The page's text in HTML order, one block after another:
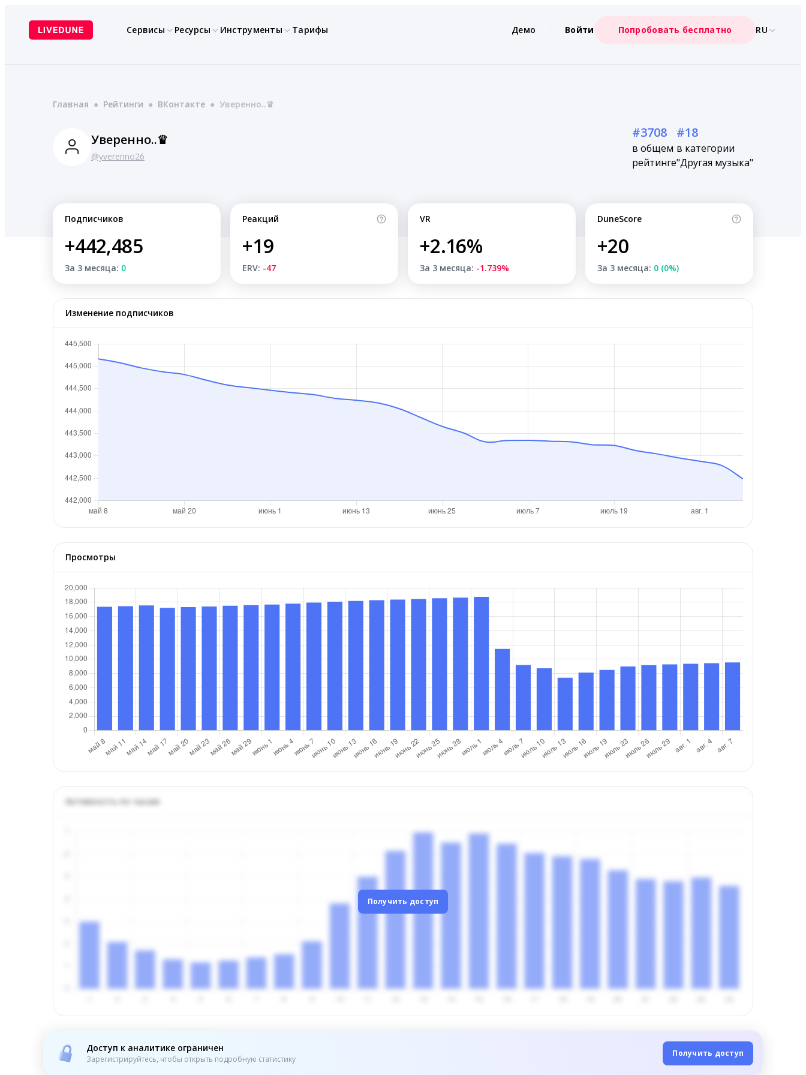
содержимому
Сервисы Ресурсы Инструменты Тарифы Демо Войти Попробовать бесплатно RU
Главная ● Рейтинги ● ВКонтакте ● Уверенно..♛
Уверенно..♛
@yverenno26
#3708
в общем
рейтинге
#18
в категории
"Другая музыка"
Подписчиков
+442,485
За 3 месяца: 0
Реакций
+19
ERV: -47
VR
+2.16%
За 3 месяца: -1.739%
DuneScore
+20
За 3 месяца: 0 (0%)
Изменение подписчиков
Просмотры
Активность по часам
Получить доступ
Доступ к аналитике ограничен
Зарегистрируйтесь, чтобы открыть подробную статистику
Получить доступ